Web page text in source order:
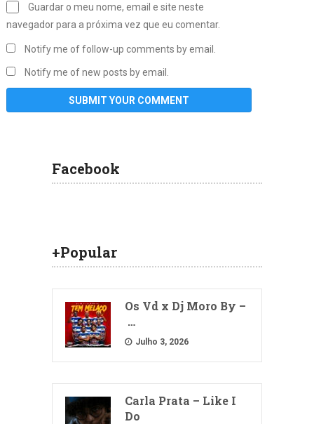
Guardar o meu nome, email e site neste
navegador para a próxima vez que eu comentar.
Notify me of follow-up comments by email.
Notify me of new posts by email.
Facebook
+Popular
Os Vd x Dj Moro By –
…
Julho 3, 2026
Carla Prata – Like I
Do